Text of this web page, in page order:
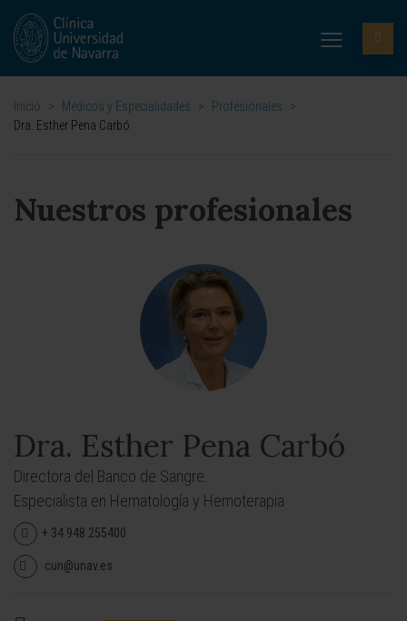
Inicio > Médicos y Especialidades > Profesionales
>
Dra. Esther Pena Carbó
Nuestros profesionales
Dra. Esther Pena Carbó
Directora del Banco de Sangre.
Especialista en Hematología y Hemoterapia
+ 34 948 255400
cun@unav.es